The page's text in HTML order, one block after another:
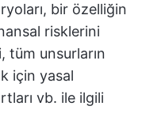
bir özelliğin
risklerini
tüm unsurların
için yasal
vb. ile ilgili